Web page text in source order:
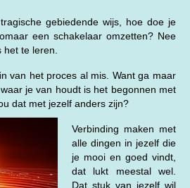
gebiedende wijs, hoe doe je
een schakelaar omzetten? Nee
te leren.
van het proces al mis. Want ga maar
je van houdt is het begonnen met
dat met jezelf anders zijn?
Verbinding maken met
alle dingen in jezelf die
je mooi en goed vindt,
dat lukt meestal wel.
Dat stuk van jezelf wil